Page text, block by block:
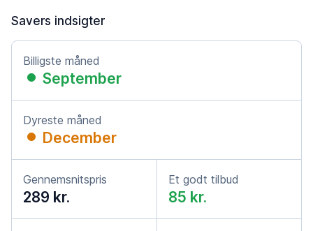
Savers indsigter
Billigste måned
September
Dyreste måned
December
Gennemsnitspris
289 kr.
Et godt tilbud
85 kr.